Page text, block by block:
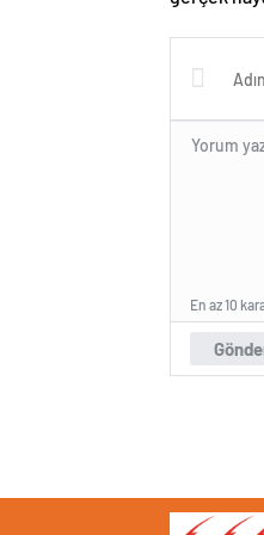
En az 10